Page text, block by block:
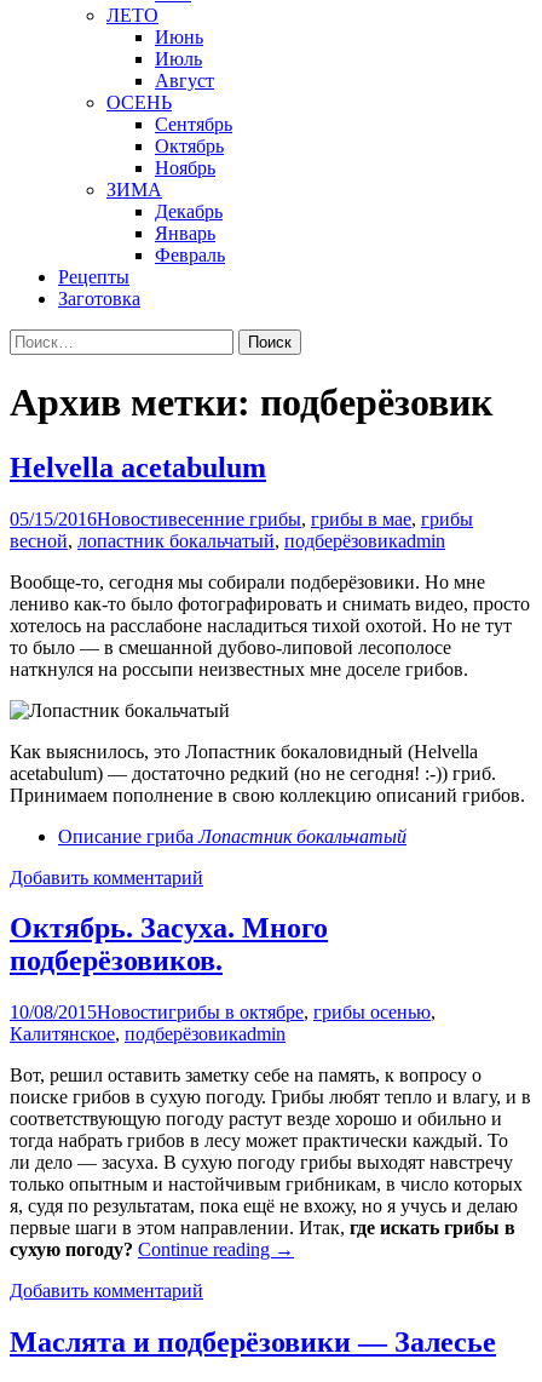
ЛЕТО
Июнь
Июль
Август
ОСЕНЬ
Сентябрь
Октябрь
Ноябрь
ЗИМА
Декабрь
Январь
Февраль
Рецепты
Заготовка
Найти:
Архив метки: подберёзовик
Helvella acetabulum
05/15/2016Новостивесенние грибы, грибы в мае, грибы
весной, лопастник бокальчатый, подберёзовикadmin
Вообще-то, сегодня мы собирали подберёзовики. Но мне
лениво как-то было фотографировать и снимать видео, просто
хотелось на расслабоне насладиться тихой охотой. Но не тут
то было — в смешанной дубово-липовой лесополосе
наткнулся на россыпи неизвестных мне доселе грибов.
Как выяснилось, это Лопастник бокаловидный (Helvella
acetabulum) — достаточно редкий (но не сегодня! :-)) гриб.
Принимаем пополнение в свою коллекцию описаний грибов.
Описание грибаЛопастник бокальчатый
Добавить комментарий
Октябрь. Засуха. Много
подберёзовиков.
10/08/2015Новостигрибы в октябре, грибы осенью,
Калитянское, подберёзовикadmin
Вот, решил оставить заметку себе на память, к вопросу о
поиске грибов в сухую погоду. Грибы любят тепло и влагу, и в
соответствующую погоду растут везде хорошо и обильно и
тогда набрать грибов в лесу может практически каждый. То
ли дело — засуха. В сухую погоду грибы выходят навстречу
только опытным и настойчивым грибникам, в число которых
я, судя по результатам, пока ещё не вхожу, но я учусь и делаю
первые шаги в этом направлении. Итак, где искать грибы в
сухую погоду? Continue reading →
Добавить комментарий
Маслята и подберёзовики — Залесье